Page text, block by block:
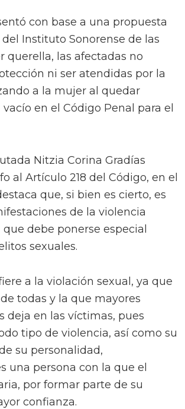
con base a una propuesta
Instituto Sonorense de las
querella, las afectadas no
ni ser atendidas por la
a la mujer al quedar
en el Código Penal para el
Nitzia Corina Gradías
al Artículo 218 del Código, en el
que, si bien es cierto, es
de la violencia
debe ponerse especial
sexuales.
a la violación sexual, ya que
todas y la que mayores
deja en las víctimas, pues
tipo de violencia, así como su
su personalidad,
una persona con la que el
por formar parte de su
confianza.